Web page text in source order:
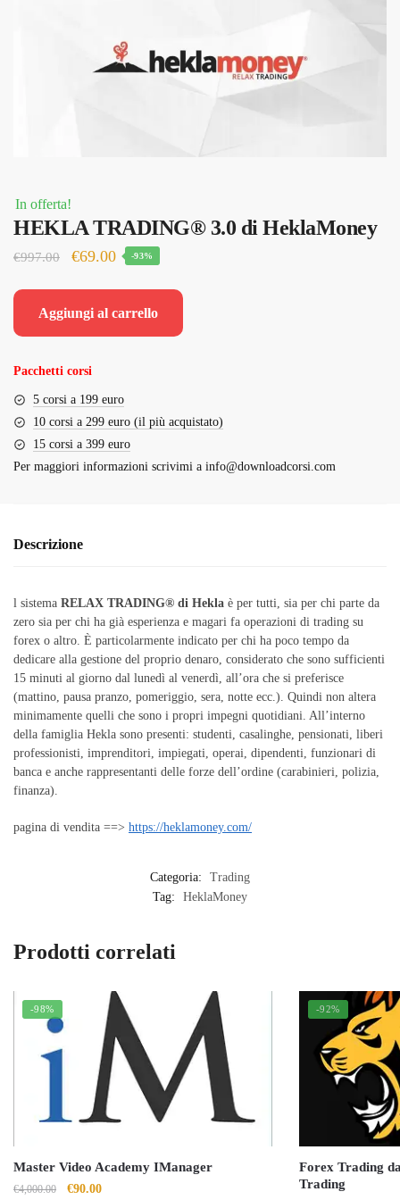
In offerta!
HEKLA TRADING® 3.0 di HeklaMoney
€997.00
Il
originale
€69.00Il
attuale
-93%
Aggiungi al carrello
Pacchetti corsi
5 corsi a 199 euro
10 corsi a 299 euro (il più acquistato)
15 corsi a 399 euro
Per maggiori informazioni scrivimi a info@downloadcorsi.com
Descrizione
l sistema RELAX TRADING® di Hekla è per tutti, sia per chi parte da
zero sia per chi ha già esperienza e magari fa operazioni di trading su
forex o altro. È particolarmente indicato per chi ha poco tempo da
dedicare alla gestione del proprio denaro, considerato che sono sufficienti
15 minuti al giorno dal lunedì al venerdì, all’ora che si preferisce
(mattino, pausa pranzo, pomeriggio, sera, notte ecc.). Quindi non altera
minimamente quelli che sono i propri impegni quotidiani. All’interno
della famiglia Hekla sono presenti: studenti, casalinghe, pensionati, liberi
professionisti, imprenditori, impiegati, operai, dipendenti, funzionari di
banca e anche rappresentanti delle forze dell’ordine (carabinieri, polizia,
finanza).
pagina di vendita ==> https://heklamoney.com/
Categoria:
Trading
Tag:
HeklaMoney
Prodotti correlati
-98%
Master Video Academy IManager
€4,000.00 Il
€90.00Il
-92%
Forex Trading
Trading